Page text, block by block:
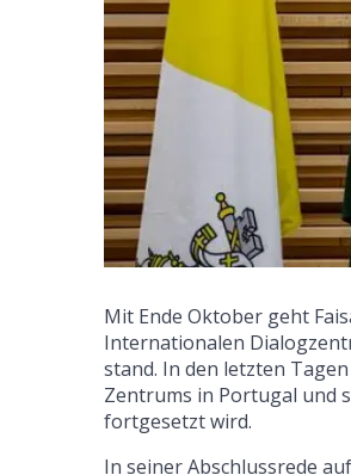
Mit Ende Oktober geht
Internationalen
stand. In den letzten
Zentrums in Portugal und
fortgesetzt wird.
In seiner Abschlussrede